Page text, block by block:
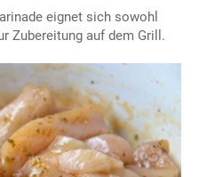
eignet sich sowohl
Zubereitung auf dem Grill.